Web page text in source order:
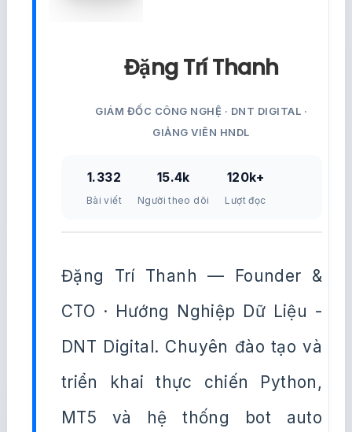
Đặng Trí Thanh
GIÁM ĐỐC CÔNG NGHỆ · DNT DIGITAL ·
GIẢNG VIÊN HNDL
1.332
Bài viết
15.4k
Người theo dõi
120k+
Lượt đọc
Đặng Trí Thanh — Founder &
CTO · Hướng Nghiệp Dữ Liệu -
DNT Digital. Chuyên đào tạo và
triển khai thực chiến Python,
MT5 và hệ thống bot auto